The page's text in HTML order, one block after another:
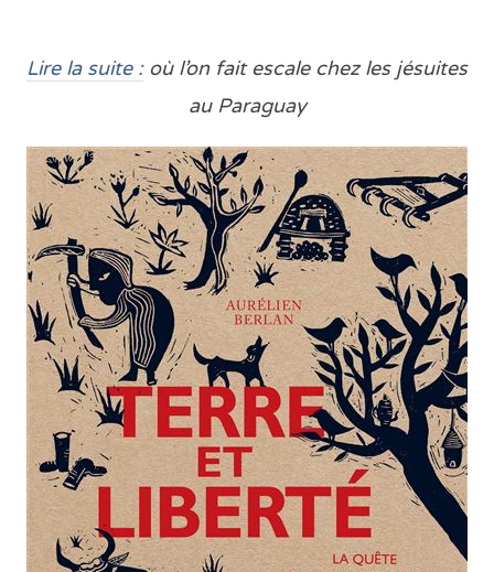
Lire la suite :où l’on fait escale chez les jésuites
au Paraguay